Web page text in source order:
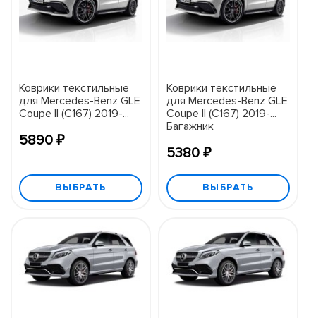
Коврики текстильные
для Mercedes-Benz GLE
Coupe II (C167) 2019-...
5890 ₽
ВЫБРАТЬ
Коврики текстильные
для Mercedes-Benz GLE
Coupe II (C167) 2019-...
Багажник
5380 ₽
ВЫБРАТЬ